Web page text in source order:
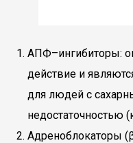
АПФ–ингибиторы:
действие и
для людей с
недостаточностью
Адреноблокаторы